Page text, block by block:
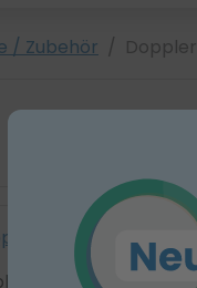
/ Zubehör Doppler